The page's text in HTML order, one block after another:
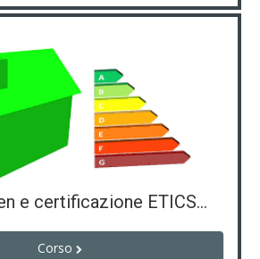
Edilizia green e certificazione ETICS (60 ore)
Corso